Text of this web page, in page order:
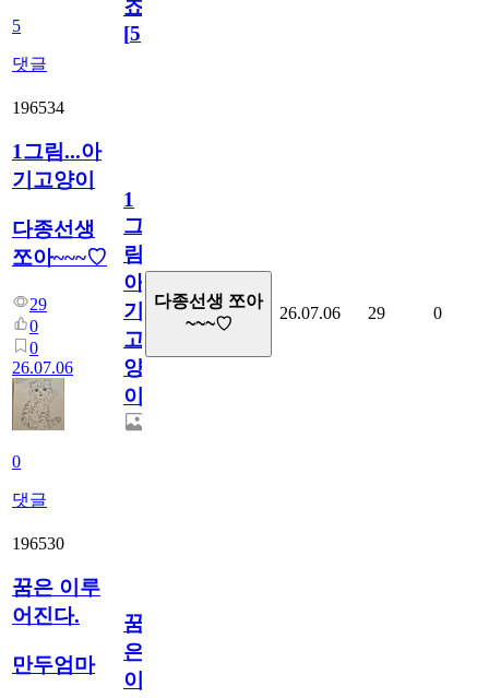
5
댓글
죠.?
[5]
196534
1그림...아
기고양이
다종선생
쪼아~~~♡
29
0
0
26.07.06
0
댓글
1
그
림...
아
기
고
양
이
다종선생 쪼아
~~~♡
26.07.06 29 0
196530
꿈은 이루
어진다.
만두엄마
꿈
은
이